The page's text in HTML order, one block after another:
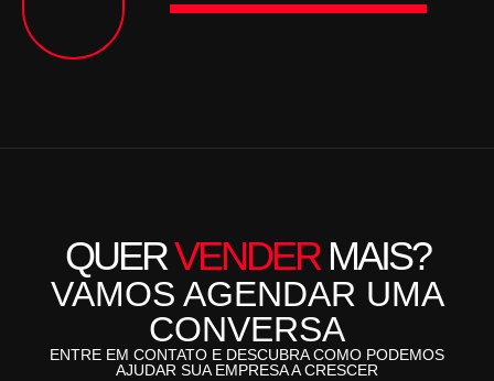
QUERVENDERMAIS?
VAMOS AGENDAR UMA
CONVERSA
ENTRE EM CONTATO E DESCUBRA COMO PODEMOS
AJUDAR SUA EMPRESA A CRESCER